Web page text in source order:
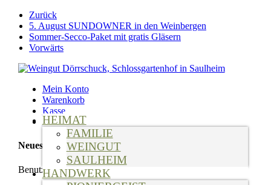
Weiter
zum
Inhalt
Zurück
5. August SUNDOWNER in den Weinbergen
Sommer-Secco-Paket mit gratis Gläsern
Vorwärts
HEIMAT
FAMILIE
WEINGUT
SAULHEIM
HANDWERK
Mein Konto
Warenkorb
Kasse
Suche
Neues Kundenkonto anlegen
Benutzername*